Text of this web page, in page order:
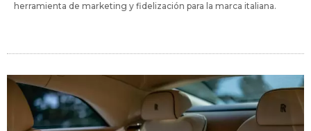
herramienta de marketing y fidelización para la marca italiana.